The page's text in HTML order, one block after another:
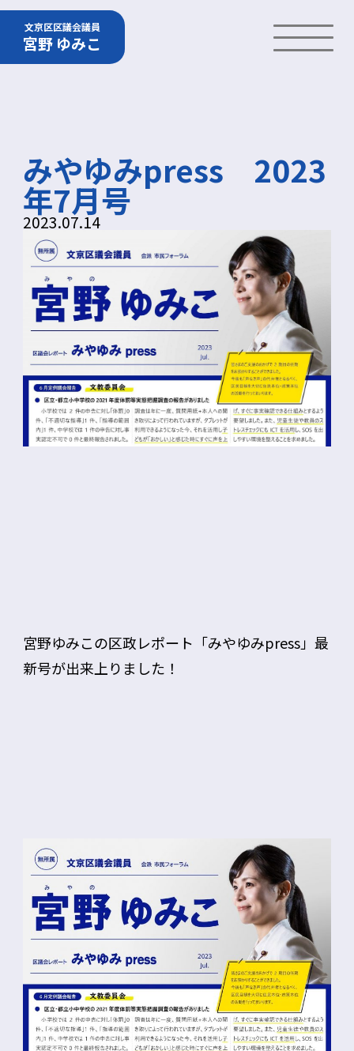
文京区区議会議員
宮野 ゆみこ
みやゆみpress 2023
年7月号
2023.07.14
宮野ゆみこの区政レポート「みやゆみpress」最
新号が出来上りました！